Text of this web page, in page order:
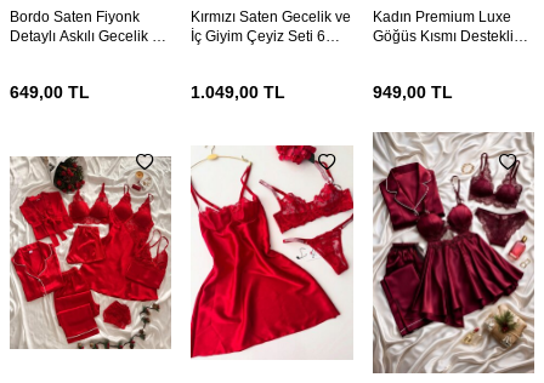
Bordo Saten Fiyonk
Detaylı Askılı Gecelik –
649,00 TL
Kırmızı Saten Gecelik ve
İç Giyim Çeyiz Seti 6
1.049,00 TL
Kadın Premium Luxe
Göğüs Kısmı Destekli
949,00TL